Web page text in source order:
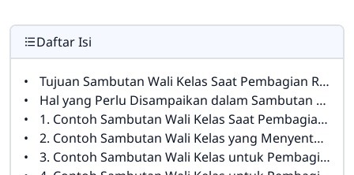
Daftar Isi
Tujuan Sambutan Wali Kelas Saat Pembagian Rapor
Hal yang Perlu Disampaikan dalam Sambutan Pembagian Rapor
1. Contoh Sambutan Wali Kelas Saat Pembagian Rapor yang Singkat
2. Contoh Sambutan Wali Kelas yang Menyentuh Hati
3. Contoh Sambutan Wali Kelas untuk Pembagian Rapor Semester Ganjil